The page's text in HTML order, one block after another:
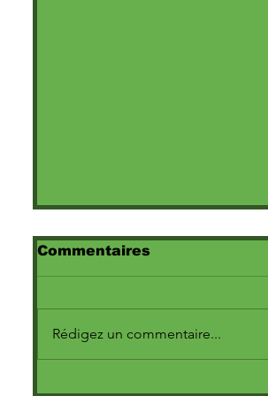
Commentaires
Rédigez un commentaire...